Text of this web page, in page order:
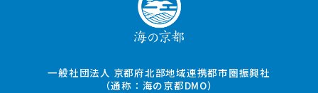
一般社団法人 京都府北部地域連携都市圏振興社
（通称：海の京都DMO）